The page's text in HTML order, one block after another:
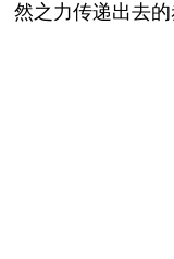
然之力传递出去的